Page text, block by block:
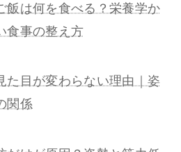
飯は何を食べる？栄養学か
食事の整え方
た目が変わらない理由｜姿
関係